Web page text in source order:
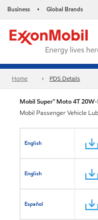
Business • Global Brands
Home PDS Details
Mobil Super™ Moto 4T 20W-
Mobil Passenger Vehicle
English
English
Español